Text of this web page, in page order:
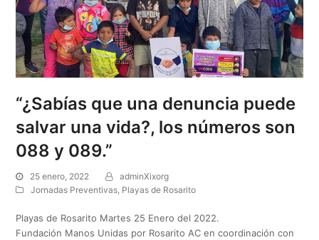
“¿Sabías que una denuncia puede
salvar una vida?, los números son
088 y 089.”
25 enero, 2022
adminXixorg
Jornadas Preventivas Playas de Rosarito
Playas de Rosarito Martes 25 Enero del 2022.
Fundación Manos Unidas por Rosarito AC en coordinación con